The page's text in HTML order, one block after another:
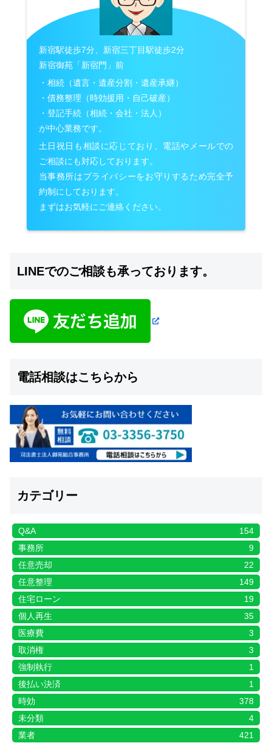
新宿駅徒歩7分、新宿三丁目駅徒歩2分
新宿御苑「新宿門」前
・相続（遺言・遺産分割・遺産承継）
・債務整理（時効援用・自己破産）
・登記手続（相続・会社・法人）
が中心業務です。
土日祝日も相談に応じており、電話やメールでの
ご相談にも対応しております。
当事務所はプライバシーをお守りするため完全予
約制にしております。
まずはお気軽にご連絡ください。
LINEでのご相談も承っております。
電話相談はこちらから
カテゴリー
Q&A
154
事務所
9
任意売却
22
任意整理
149
住宅ローン
19
個人再生
35
医療費
3
取消権
3
強制執行
1
後払い決済
1
時効
378
未分類
4
業者
421